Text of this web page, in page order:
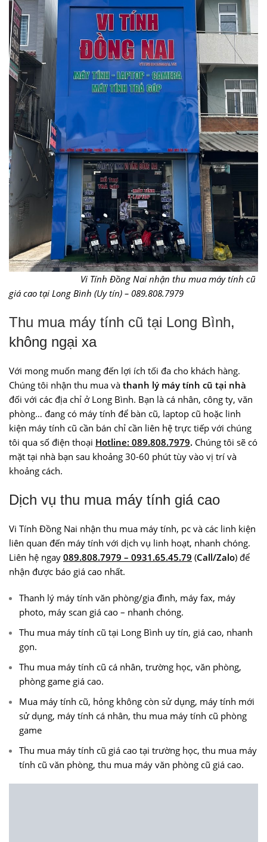
Vi Tính Đồng Nai nhận thu mua máy tính cũ
giá cao tại Long Bình (Uy tín) – 089.808.7979
Thu mua máy tính cũ tại Long Bình,
không ngại xa
Với mong muốn mang đến lợi ích tối đa cho khách hàng.
Chúng tôi nhận thu mua và thanh lý máy tính cũ tại nhà
đối với các địa chỉ ở Long Bình. Bạn là cá nhân, công ty, văn
phòng… đang có máy tính để bàn cũ, laptop cũ hoặc linh
kiện máy tính cũ cần bán chỉ cần liên hệ trực tiếp với chúng
tôi qua số điện thoại Hotline: 089.808.7979. Chúng tôi sẽ có
mặt tại nhà bạn sau khoảng 30-60 phút tùy vào vị trí và
khoảng cách.
Dịch vụ thu mua máy tính giá cao
Vi Tính Đồng Nai nhận thu mua máy tính, pc và các linh kiện
liên quan đến máy tính với dịch vụ linh hoạt, nhanh chóng.
Liên hệ ngay 089.808.7979 – 0931.65.45.79 (Call/Zalo) để
nhận được báo giá cao nhất.
Thanh lý máy tính văn phòng/gia đình, máy fax, máy
photo, máy scan giá cao – nhanh chóng.
Thu mua máy tính cũ tại Long Bình uy tín, giá cao, nhanh
gọn.
Thu mua máy tính cũ cá nhân, trường học, văn phòng,
phòng game giá cao.
Mua máy tính cũ, hỏng không còn sử dụng, máy tính mới
sử dụng, máy tính cá nhân, thu mua máy tính cũ phòng
game
Thu mua máy tính cũ giá cao tại trường học, thu mua máy
tính cũ văn phòng, thu mua máy văn phòng cũ giá cao.